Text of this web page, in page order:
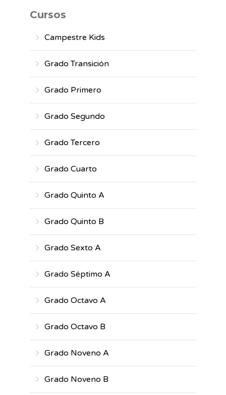
Cursos
Campestre Kids
Grado Transición
Grado Primero
Grado Segundo
Grado Tercero
Grado Cuarto
Grado Quinto A
Grado Quinto B
Grado Sexto A
Grado Séptimo A
Grado Octavo A
Grado Octavo B
Grado Noveno A
Grado Noveno B